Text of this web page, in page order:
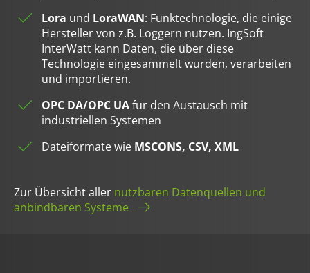
Lora und LoraWAN: Funktechnologie, die einige
Hersteller von z.B. Loggern nutzen. IngSoft
InterWatt kann Daten, die über diese
Technologie eingesammelt wurden, verarbeiten
und importieren.
OPC DA/OPC UAfür den Austausch mit
industriellen Systemen
Dateiformate wie MSCONS, CSV, XML
Zur Übersicht aller nutzbaren Datenquellen und
anbindbaren Systeme